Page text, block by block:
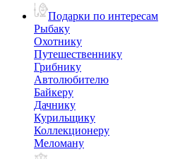
Подарки по интересам
Рыбаку
Охотнику
Путешественнику
Грибнику
Автолюбителю
Байкеру
Дачнику
Курильщику
Коллекционеру
Меломану